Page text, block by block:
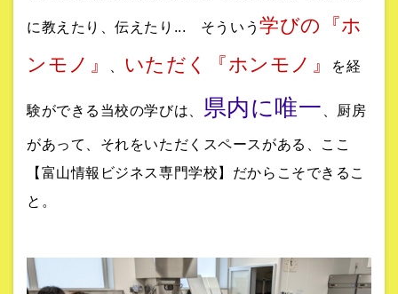
に教えたり、伝えたり... そういう学びの『ホ
ンモノ』
いただく『ホンモノ』 を経
験ができる当校の学びは、 県内に唯一 、厨房
があって、それをいただくスペースがある、ここ
【富山情報ビジネス専門学校】だからこそできるこ
と。